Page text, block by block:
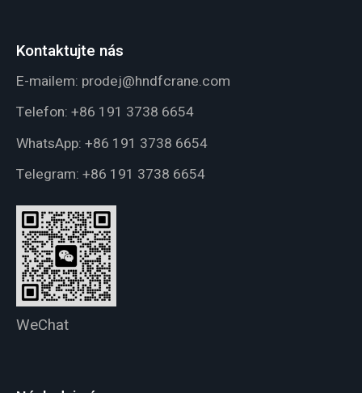
Kontaktujte nás
E-mailem: prodej@hndfcrane.com
Telefon: +86 191 3738 6654
WhatsApp: +86 191 3738 6654
Telegram: +86 191 3738 6654
WeChat